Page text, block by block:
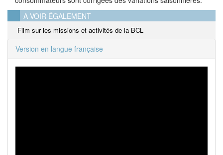
A VOIR ÉGALEMENT
Film sur les missions et activités de la BCL
Version en langue française